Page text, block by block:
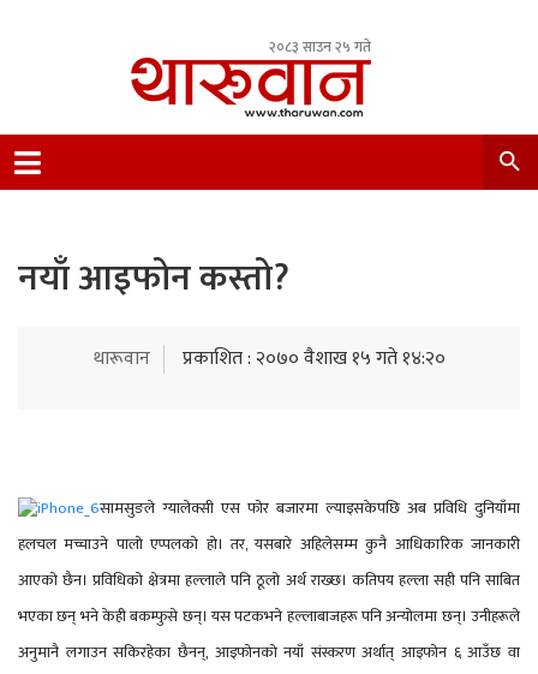
२०८३ साउन २५ गते
Nepal.
नयाँ आइफोन कस्तो?
थारूवान प्रकाशित : २०७० वैशाख १५ गते १४:२०
सामसुङले ग्यालेक्सी एस फोर बजारमा ल्याइसकेपछि अब प्रविधि दुनियाँमा
हलचल मच्चाउने पालो एप्पलको हो। तर, यसबारे अहिलेसम्म कुनै आधिकारिक जानकारी
आएको छैन। प्रविधिको क्षेत्रमा हल्लाले पनि ठूलो अर्थ राख्छ। कतिपय हल्ला सही पनि साबित
भएका छन् भने केही बकम्फुसे छन्। यस पटकभने हल्लाबाजहरू पनि अन्योलमा छन्। उनीहरूले
अनुमानै लगाउन सकिरहेका छैनन्, आइफोनको नयाँ संस्करण अर्थात् आइफोन ६ आउँछ वा